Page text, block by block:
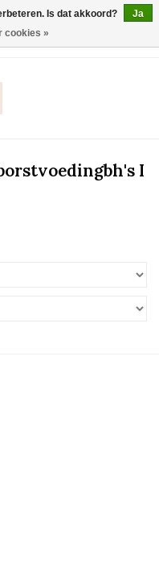
I
Is dat akkoord?
Ja
cookies »
EU maten. .